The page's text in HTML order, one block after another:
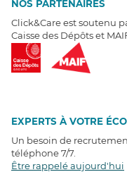
NOS PARTENAIRES
Click&Care est soutenu
Caisse des Dépôts et
EXPERTS À VOTRE
Un besoin de
téléphone 7/7
Être rappelé aujourd'hui